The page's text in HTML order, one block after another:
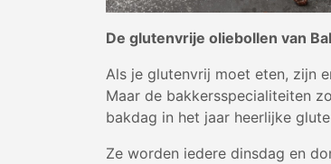
De glutenvrije oliebollen van
Als je glutenvrij moet eten, zijn
Maar de bakkersspecialiteiten
bakdag in het jaar heerlijke
Ze worden iedere dinsdag en